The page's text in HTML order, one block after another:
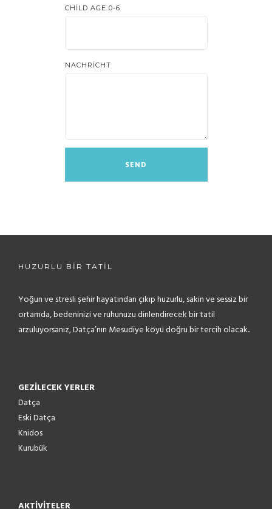
CHILD AGE 0-6
NACHRICHT
HUZURLU BİR TATİL
Yoğun ve stresli şehir hayatından çıkıp huzurlu, sakin ve sessiz bir
ortamda, bedeninizi ve ruhunuzu dinlendirecek bir tatil
arzuluyorsanız, Datça’nın Mesudiye köyü doğru bir tercih olacak..
GEZİLECEK YERLER
Datça
Eski Datça
Knidos
Kurubük
AKTİVİTELER